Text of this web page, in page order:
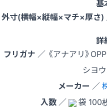
基
外寸(横幅×縦幅×マチ×厚さ)
詳
フリガナ ／ 《アナアリ》
シヨ
メーカー ／
入数 ／ 袋